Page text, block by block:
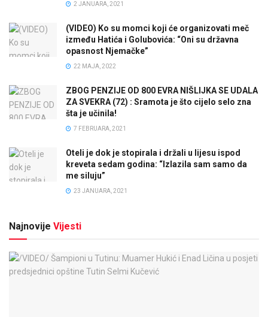
2 JANUARA, 2021
(VIDEO) Ko su momci koji će organizovati meč
između Hatića i Golubovića: “Oni su državna
opasnost Njemačke”
22 MAJA, 2022
ZBOG PENZIJE OD 800 EVRA NIŠLIJKA SE UDALA
ZA SVEKRA (72) : Sramota je što cijelo selo zna
šta je učinila!
7 FEBRUARA, 2021
Oteli je dok je stopirala i držali u lijesu ispod
kreveta sedam godina: “Izlazila sam samo da
me siluju”
23 JANUARA, 2021
Najnovije Vijesti